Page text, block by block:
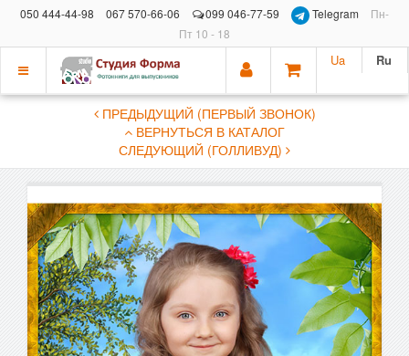
050 444-44-98 067 570-66-06 099 046-77-59 Telegram
Пн-
Пт 10 - 18
Показать
Ua Ru
ПРЕДЫДУЩИЙ (ПЕРВЫЙ ЗВОНОК)
ВЕРНУТЬСЯ В КАТАЛОГ
СЛЕДУЮЩИЙ (ГОЛЛИВУД)